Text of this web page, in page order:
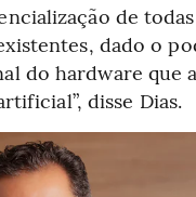
de
dado o
do hardware que
disse Dias.